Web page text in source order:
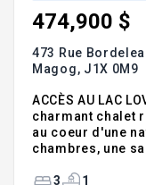
474,900 $
473 Rue
Magog, J1X 0M9
ACCÈS AU LAC
charmant chalet
au coeur d'une
chambres, une
rang du paisible
3 1